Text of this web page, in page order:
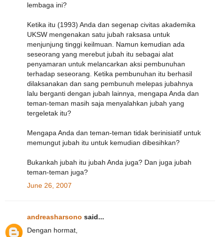
lembaga ini?
Ketika itu (1993) Anda dan segenap civitas akademika
UKSW mengenakan satu jubah raksasa untuk
menjunjung tinggi keilmuan. Namun kemudian ada
seseorang yang merebut jubah itu sebagai alat
penyamaran untuk melancarkan aksi pembunuhan
terhadap seseorang. Ketika pembunuhan itu berhasil
dilaksanakan dan sang pembunuh melepas jubahnya
lalu berganti dengan jubah lainnya, mengapa Anda dan
teman-teman masih saja menyalahkan jubah yang
tergeletak itu?
Mengapa Anda dan teman-teman tidak berinisiatif untuk
memungut jubah itu untuk kemudian dibesihkan?
Bukankah jubah itu jubah Anda juga? Dan juga jubah
teman-teman juga?
June 26, 2007
andreasharsono said...
Dengan hormat,